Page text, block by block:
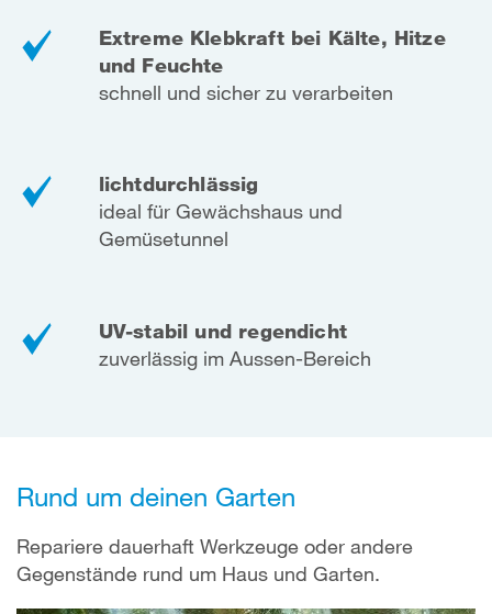
Extreme Klebkraft bei Kälte, Hitze
und Feuchte
schnell und sicher zu verarbeiten
lichtdurchlässig
ideal für Gewächshaus und
Gemüsetunnel
UV-stabil und regendicht
zuverlässig im Aussen-Bereich
Rund um deinen Garten
Repariere dauerhaft Werkzeuge oder andere
Gegenstände rund um Haus und Garten.